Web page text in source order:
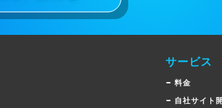
サービス
–料金
– 自社サイト